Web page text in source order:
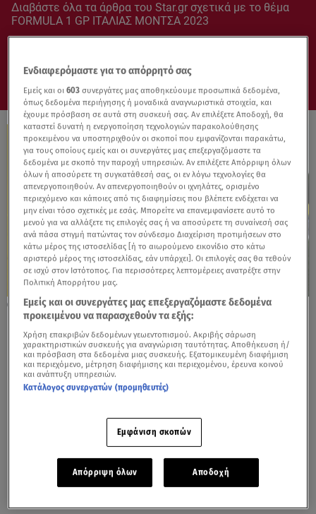
Διαβάστε όλα τα άρθρα του Star.gr σχετικά με το θέμα
FORMULA 1 GP ΙΤΑΛΙΑΣ ΜΟΝΤΣΑ 2023
01.09.23, 19:07
Η Pirelli παίζει μπάλλα στην έδρα της
Ενδιαφερόμαστε για το απόρρητό σας
Εμείς και οι603 συνεργάτες μας αποθηκεύουμε προσωπικά δεδομένα,
όπως δεδομένα περιήγησης ή μοναδικά αναγνωριστικά στοιχεία, και
έχουμε πρόσβαση σε αυτά στη συσκευή σας. Αν επιλέξετε Αποδοχή, θα
καταστεί δυνατή η ενεργοποίηση τεχνολογιών παρακολούθησης
προκειμένου να υποστηριχθούν οι σκοποί που εμφανίζονται παρακάτω,
για τους οποίους εμείς και οι συνεργάτες μας επεξεργαζόμαστε τα
δεδομένα με σκοπό την παροχή υπηρεσιών. Αν επιλέξετε Απόρριψη όλων
όλων ή αποσύρετε τη συγκατάθεσή σας, οι εν λόγω τεχνολογίες θα
απενεργοποιηθούν. Αν απενεργοποιηθούν οι ιχνηλάτες, ορισμένο
περιεχόμενο και κάποιες από τις διαφημίσεις που βλέπετε ενδέχεται να
μην είναι τόσο σχετικές με εσάς. Μπορείτε να επανεμφανίσετε αυτό το
μενού για να αλλάξετε τις επιλογές σας ή να αποσύρετε τη συναίνεσή σας
ανά πάσα στιγμή πατώντας τον σύνδεσμο Διαχείριση προτιμήσεων στο
κάτω μέρος της ιστοσελίδας [ή το αιωρούμενο εικονίδιο στο κάτω
αριστερό μέρος της ιστοσελίδας, εάν υπάρχει]. Οι επιλογές σας θα τεθούν
σε ισχύ στον Ιστότοπος. Για περισσότερες λεπτομέρειες ανατρέξτε στην
Πολιτική Απορρήτου μας.
Εμείς και οι συνεργάτες μας επεξεργαζόμαστε δεδομένα
προκειμένου να παρασχεθούν τα εξής:
Χρήση επακριβών δεδομένων γεωεντοπισμού. Ακριβής σάρωση
χαρακτηριστικών συσκευής για αναγνώριση ταυτότητας. Αποθήκευση ή/
και πρόσβαση στα δεδομένα μιας συσκευής. Εξατομικευμένη διαφήμιση
και περιεχόμενο, μέτρηση διαφήμισης και περιεχομένου, έρευνα κοινού
και ανάπτυξη υπηρεσιών.
Κατάλογος συνεργατών (προμηθευτές)
Εμφάνιση σκοπών
Απόρριψη όλων Αποδοχή